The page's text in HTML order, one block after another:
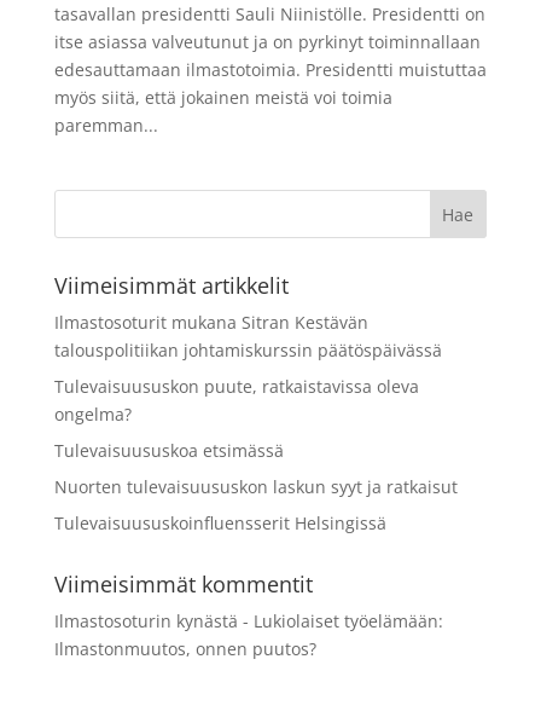
tasavallan presidentti Sauli Niinistölle. Presidentti on
itse asiassa valveutunut ja on pyrkinyt toiminnallaan
edesauttamaan ilmastotoimia. Presidentti muistuttaa
myös siitä, että jokainen meistä voi toimia
paremman...
Viimeisimmät artikkelit
Ilmastosoturit mukana Sitran Kestävän
talouspolitiikan johtamiskurssin päätöspäivässä
Tulevaisuususkon puute, ratkaistavissa oleva
ongelma?
Tulevaisuususkoa etsimässä
Nuorten tulevaisuususkon laskun syyt ja ratkaisut
Tulevaisuususkoinfluensserit Helsingissä
Viimeisimmät kommentit
Ilmastosoturin kynästä - Lukiolaiset työelämään:
Ilmastonmuutos, onnen puutos?